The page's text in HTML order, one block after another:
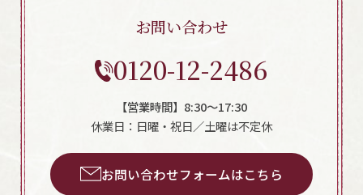
お問い合わせ
0120-12-2486
【営業時間】8:30～17:30
休業日：日曜・祝日／土曜は不定休
お問い合わせフォームはこちら